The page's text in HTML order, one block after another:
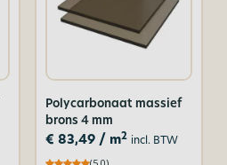
Polycarbonaat massief
brons 4 mm
€ 83,49/ m2 incl. BTW